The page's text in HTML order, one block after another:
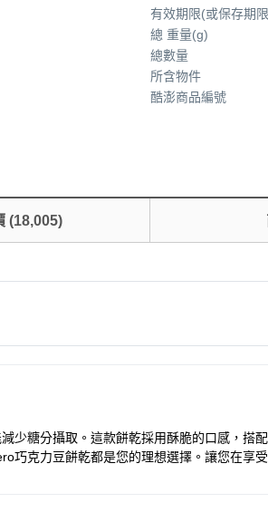
有效期限(或保存期
總 重量(g)
總數量
所含物件
酷澎商品編號
(18,005)
少糖分攝取。這款餅乾採用酥脆的口感，
克力豆餅乾都是您的理想選擇。讓您在享